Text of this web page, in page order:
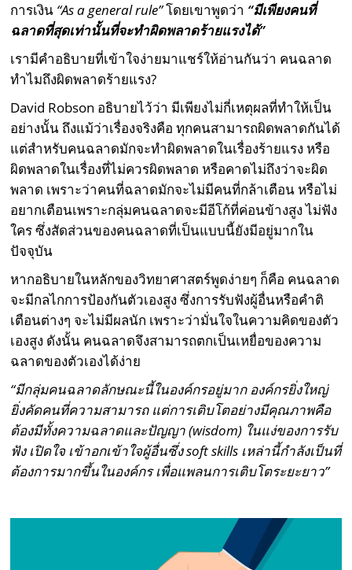
การเงิน “As a general rule”โดยเขาพูดว่า “มีเพียงคนที่
ฉลาดที่สุดเท่านั้นที่จะทำผิดพลาดร้ายแรงได้”
เรามีคำอธิบายที่เข้าใจง่ายมาแชร์ให้อ่านกันว่า คนฉลาด
ทำไมถึงผิดพลาดร้ายแรง?
David Robson อธิบายไว้ว่า มีเพียงไม่กี่เหตุผลที่ทำให้เป็น
อย่างนั้น ถึงแม้ว่าเรื่องจริงคือ ทุกคนสามารถผิดพลาดกันได้
แต่สำหรับคนฉลาดมักจะทำผิดพลาดในเรื่องร้ายแรง หรือ
ผิดพลาดในเรื่องที่ไม่ควรผิดพลาด หรือคาดไม่ถึงว่าจะผิด
พลาด เพราะว่าคนที่ฉลาดมักจะไม่มีคนที่กล้าเตือน หรือไม่
อยากเตือนเพราะกลุ่มคนฉลาดจะมีอีโก้ที่ค่อนข้างสูง ไม่ฟัง
ใคร ซึ่งสัดส่วนของคนฉลาดที่เป็นแบบนี้ยังมีอยู่มากใน
ปัจจุบัน
หากอธิบายในหลักของวิทยาศาสตร์พูดง่ายๆ ก็คือ คนฉลาด
จะมีกลไกการป้องกันตัวเองสูง ซึ่งการรับฟังผู้อื่นหรือคำติ
เตือนต่างๆ จะไม่มีผลนัก เพราะว่ามั่นใจในความคิดของตัว
เองสูง ดังนั้น คนฉลาดจึงสามารถตกเป็นเหยื่อของความ
ฉลาดของตัวเองได้ง่าย
“มีกลุ่มคนฉลาดลักษณะนี้ในองค์กรอยู่มาก องค์กรยิ่งใหญ่
ยิ่งคัดคนที่ความสามารถ แต่การเติบโตอย่างมีคุณภาพคือ
ต้องมีทั้งความฉลาดและปัญญา (wisdom) ในแง่ของการรับ
ฟัง เปิดใจ เข้าอกเข้าใจผู้อื่นซึ่งsoft skills เหล่านี้กำลังเป็นที่
ต้องการมากขึ้นในองค์กร เพื่อแพลนการเติบโตระยะยาว”